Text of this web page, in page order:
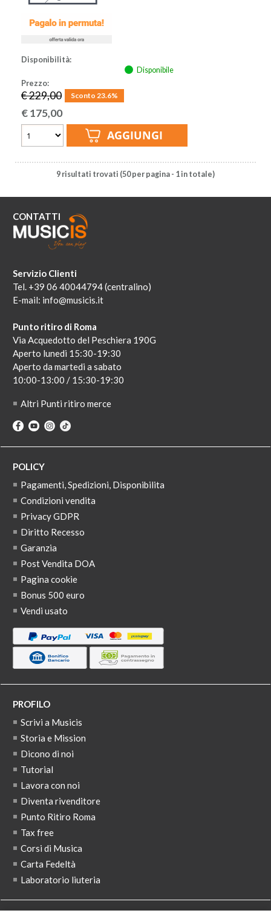
Disponibilità:
Disponibile
Prezzo:
€ 229,00 Sconto 23.6%
€175,00
9 risultati trovati (50 per pagina - 1 in totale)
CONTATTI
Servizio Clienti
Tel. +39 06 40044794 (centralino)
E-mail: info@musicis.it
Punto ritiro di Roma
Via Acquedotto del Peschiera 190G
Aperto lunedi 15:30-19:30
Aperto da martedi a sabato
10:00-13:00 / 15:30-19:30
Altri Punti ritiro merce
POLICY
Pagamenti, Spedizioni, Disponibilita
Condizioni vendita
Privacy GDPR
Diritto Recesso
Garanzia
Post Vendita DOA
Pagina cookie
Bonus 500 euro
Vendi usato
PROFILO
Scrivi a Musicis
Storia e Mission
Dicono di noi
Tutorial
Lavora con noi
Diventa rivenditore
Punto Ritiro Roma
Tax free
Corsi di Musica
Carta Fedeltà
Laboratorio liuteria